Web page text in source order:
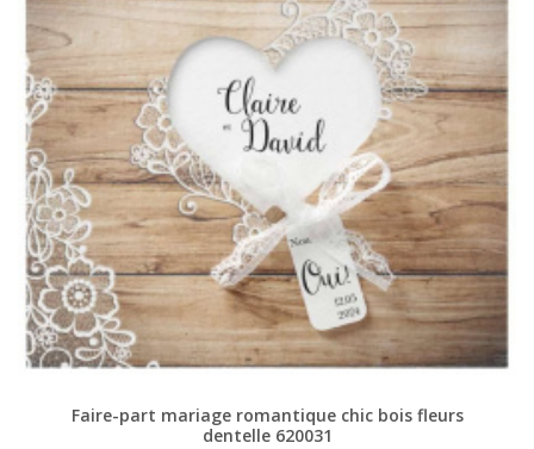
Faire-part mariage romantique chic bois fleurs
dentelle 620031